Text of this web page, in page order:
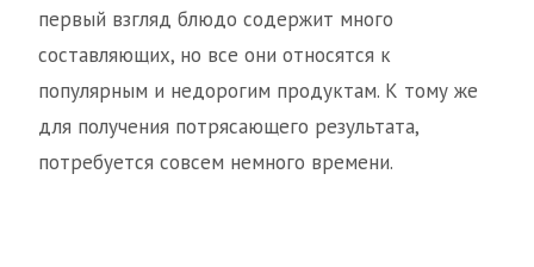
первый взгляд блюдо содержит много
составляющих, но все они относятся к
популярным и недорогим продуктам. К тому же
для получения потрясающего результата,
потребуется совсем немного времени.